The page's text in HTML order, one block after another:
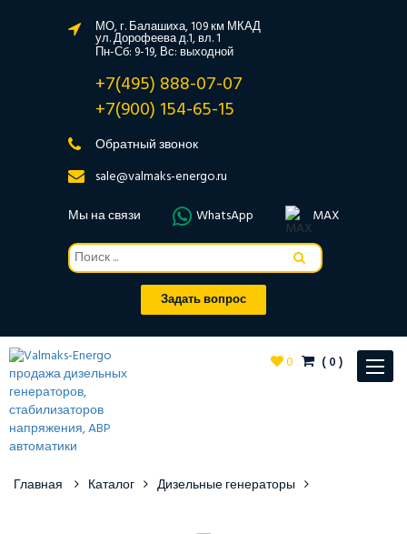
МО, г. Балашиха, 109 км МКАД
ул. Дорофеева д.1, вл. 1
Пн-Сб: 9-19, Вс: выходной
+7(495) 888-07-07
+7(900) 154-65-15
Обратный звонок
sale@valmaks-energo.ru
Мы на связи
WhatsApp MAX
Задать вопрос
Toggle
0 (0)
Главная Каталог Дизельные генераторы